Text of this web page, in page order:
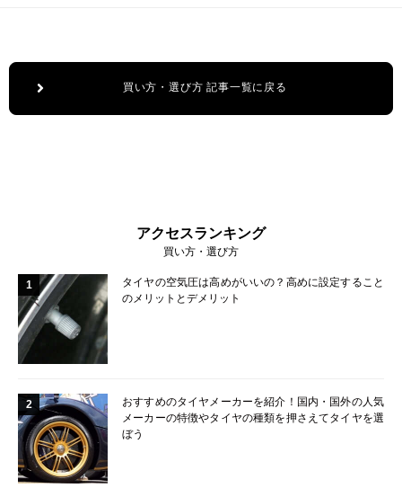
買い方・選び方 記事一覧に戻る
アクセスランキング
買い方・選び方
1
タイヤの空気圧は高めがいいの？高めに設定すること
のメリットとデメリット
2
おすすめのタイヤメーカーを紹介！国内・国外の人気
メーカーの特徴やタイヤの種類を押さえてタイヤを選
ぼう